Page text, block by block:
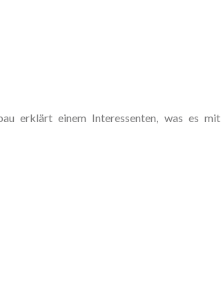
erklärt einem Interessenten, was es mit